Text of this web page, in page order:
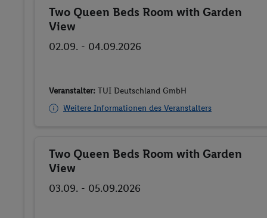
Buchen
Two Queen Beds Room with Garden
View
02.09. - 04.09.2026
Veranstalter: TUI Deutschland GmbH
Weitere Informationen des Veranstalters
Buchen
Two Queen Beds Room with Garden
View
03.09. - 05.09.2026